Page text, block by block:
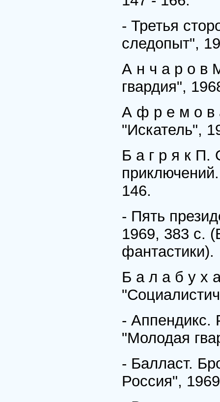
- Третья
следопыт",
А н ч а р о в
гвардия",
А ф р е м о в
"Искатель",
Б а г р я к П.
146.
- Пять
1969, 383 с.
фантастики).
Б а л а б у х
- Аппендикс.
"Молодая
- Балласт.
Россия",